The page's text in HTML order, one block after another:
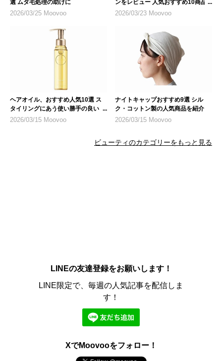
選 ムダ毛処理の助けに
2026/03/25 Moovoo
ンをレビュー 人気おすすめ10商品
も紹介
2026/03/23 Moovoo
ヘアオイル、おすすめ人気10選 ス
タイリングにあう使い勝手の良いも
のを
2026/03/15 Moovoo
ナイトキャップおすすめ9選 シル
ク・コットン製の人気商品を紹介
2026/03/15 Moovoo
ビューティのカテゴリーをもっと見る
LINEの友達登録をお願いします！
LINE限定で、毎週の人気記事を配信しま
す！
XでMoovooをフォロー！